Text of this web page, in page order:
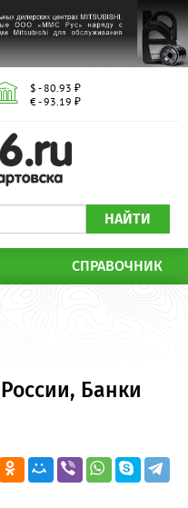
$ - 80.93 ₽
€ - 93.19 ₽
НАЙТИ
СПРАВОЧНИК
Банки